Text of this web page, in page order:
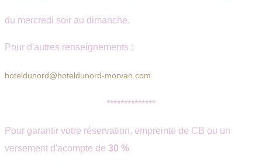
du mercredi soir au dimanche.
Pour d'autres renseignements :
hoteldunord@hoteldunord-morvan.com
**************
Pour garantir votre réservation, empreinte de CB ou un
versement d'acompte de 30 %